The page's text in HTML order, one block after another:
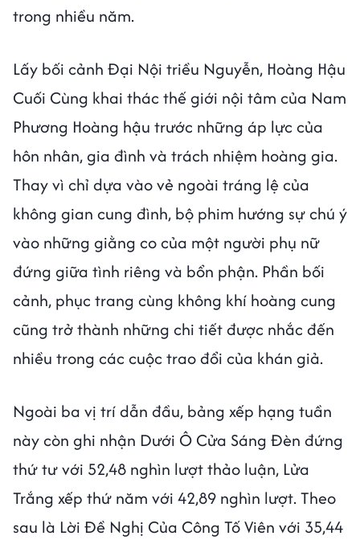
trong nhiều năm.
Lấy bối cảnh Đại Nội triều Nguyễn, Hoàng Hậu
Cuối Cùng khai thác thế giới nội tâm của Nam
Phương Hoàng hậu trước những áp lực của
hôn nhân, gia đình và trách nhiệm hoàng gia.
Thay vì chỉ dựa vào vẻ ngoài tráng lệ của
không gian cung đình, bộ phim hướng sự chú ý
vào những giằng co của một người phụ nữ
đứng giữa tình riêng và bổn phận. Phần bối
cảnh, phục trang cùng không khí hoàng cung
cũng trở thành những chi tiết được nhắc đến
nhiều trong các cuộc trao đổi của khán giả.
Ngoài ba vị trí dẫn đầu, bảng xếp hạng tuần
này còn ghi nhận Dưới Ô Cửa Sáng Đèn đứng
thứ tư với 52,48 nghìn lượt thảo luận, Lửa
Trắng xếp thứ năm với 42,89 nghìn lượt. Theo
sau là Lời Đề Nghị Của Công Tố Viên với 35,44